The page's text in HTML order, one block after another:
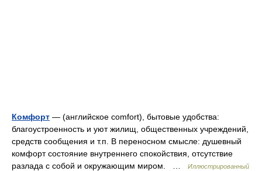
Комфорт — (английское comfort), бытовые удобства:
благоустроенность и уют жилищ, общественных учреждений,
средств сообщения и т.п. В переносном смысле: душевный
комфорт состояние внутреннего спокойствия, отсутствие
разлада с собой и окружающим миром. …
Иллюстрированный